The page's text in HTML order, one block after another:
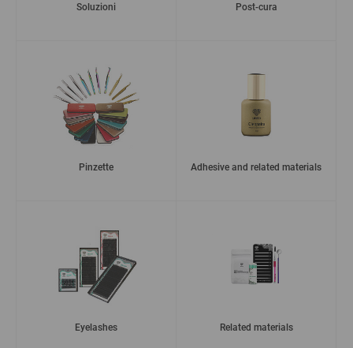
Soluzioni Post-cura
Pinzette Adhesive and related materials
Eyelashes Related materials